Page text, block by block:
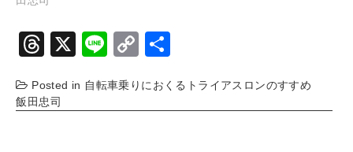
T
e
a
X
Li
e
C
p
y
Posted in 自転車乗りにおくるトライアスロンのすすめ
飯田忠司